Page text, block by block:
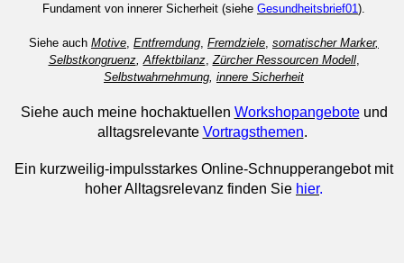
Fundament von innerer Sicherheit (siehe Gesundheitsbrief01 ).
Siehe auch Motive Entfremdung Fremdziele somatischer Marker,
Selbstkongruenz, Affektbilanz, Zürcher Ressourcen Modell,
Selbstwahrnehmung innere Sicherheit
Siehe auch meine hochaktuellen Workshopangeboteund
alltagsrelevante Vortragsthemen.
Ein kurzweilig-impulsstarkes Online-Schnupperangebot mit
hoher Alltagsrelevanz finden Sie hier.